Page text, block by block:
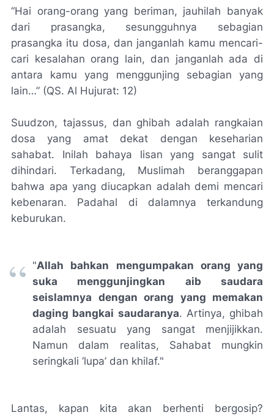
“Hai orang-orang yang beriman, jauhilah banyak
dari prasangka, sesungguhnya sebagian
prasangka itu dosa, dan janganlah kamu mencari-
cari kesalahan orang lain, dan janganlah ada di
antara kamu yang menggunjing sebagian yang
lain…” (QS. Al Hujurat: 12)
Suudzon, tajassus, dan ghibah adalah rangkaian
dosa yang amat dekat dengan keseharian
sahabat. Inilah bahaya lisan yang sangat sulit
dihindari. Terkadang, Muslimah beranggapan
bahwa apa yang diucapkan adalah demi mencari
kebenaran. Padahal di dalamnya terkandung
keburukan.
"Allah bahkan mengumpakan orang yang
suka menggunjingkan aib saudara
seislamnya dengan orang yang memakan
daging bangkai saudaranya. Artinya, ghibah
adalah sesuatu yang sangat menjijikkan.
Namun dalam realitas, Sahabat mungkin
seringkali ‘lupa’ dan khilaf."
Lantas, kapan kita akan berhenti bergosip?